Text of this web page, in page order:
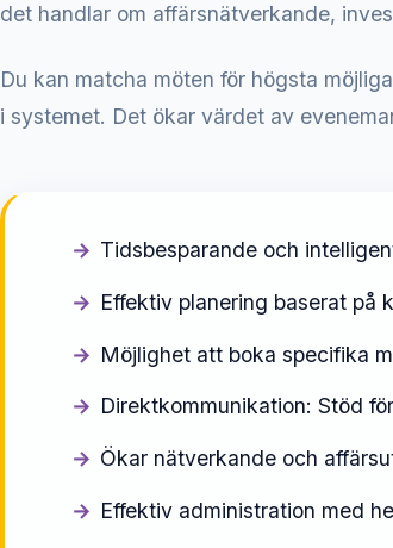
det handlar om affärsnätverkande,
Du kan matcha möten för högsta
i systemet. Det ökar värdet av
Tidsbesparande och
Effektiv planering baserat på
Möjlighet att boka specifika
Direktkommunikation: Stöd
Ökar nätverkande och
Effektiv administration med